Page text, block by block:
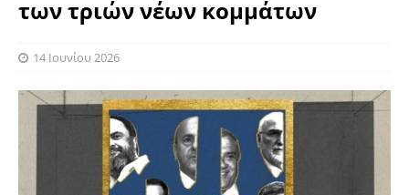
των τριών νέων κομμάτων
14 Ιουνίου 2026